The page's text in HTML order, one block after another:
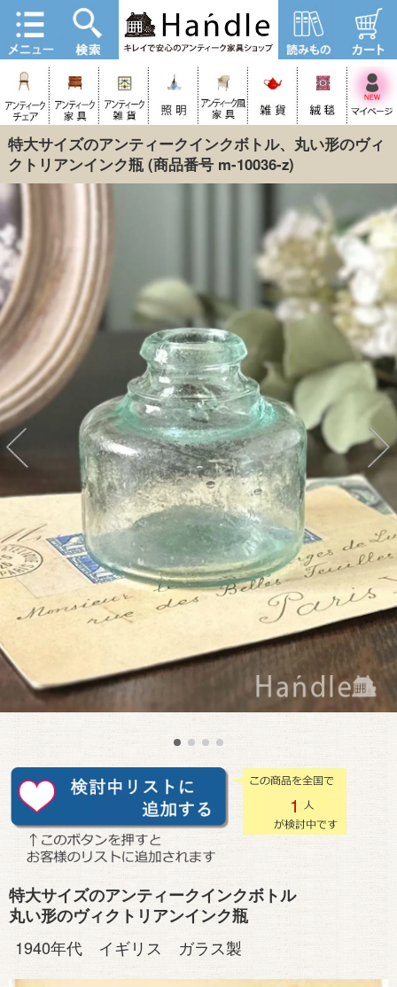
特大サイズのアンティークインクボトル、丸い形のヴィ
クトリアンインク瓶(商品番号 m-10036-z)
1
特大サイズのアンティークインクボトル
丸い形のヴィクトリアンインク瓶
1940年代 イギリス ガラス製